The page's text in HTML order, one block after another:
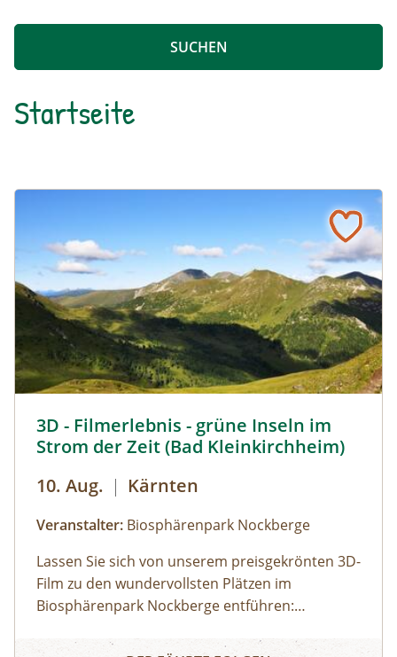
Startseite
3D - Filmerlebnis - grüne Inseln im
Strom der Zeit (Bad Kleinkirchheim)
10. Aug. | Kärnten
Veranstalter: Biosphärenpark Nockberge
Lassen Sie sich von unserem preisgekrönten 3D-
Film zu den wundervollsten Plätzen im
Biosphärenpark Nockberge entführen:
und erfahren Sie mehr über die einmalige Flora!
3D - Filmerlebnis - grüne Inseln im Strom der Zeit (Bad